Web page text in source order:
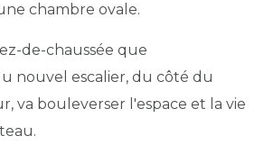
chambre ovale.
de-chaussée que
nouvel escalier, du côté du
va bouleverser l'espace et la vie